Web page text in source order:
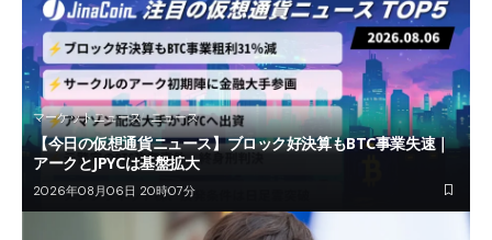
マーケットニュース ニュース
【今日の仮想通貨ニュース】ブロック好決算もBTC事業失速｜
アークとJPYCは基盤拡大
2026年08月06日 20時07分